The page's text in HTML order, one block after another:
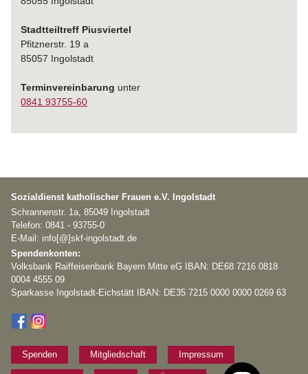
Stadtteiltreff Piusviertel
Pfitznerstr. 19 a
85057 Ingolstadt
Terminvereinbarung unter
0841 93755-60
Sozialdienst katholischer Frauen e.V. Ingolstadt
Schrannenstr. 1a, 85049 Ingolstadt
Telefon: 0841 - 93755-0
E-Mail: info[@]skf-ingolstadt.de
Spendenkonten:
Volksbank Raiffeisenbank Bayern Mitte eG IBAN: DE68 7216 0818
0004 4555 09
Sparkasse Ingolstadt-Eichstätt IBAN: DE35 7215 0000 0000 0269 63
Spenden Mitgliedschaft Impressum